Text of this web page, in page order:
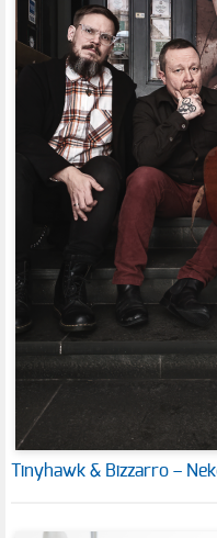
Tinyhawk & Bizzarro –